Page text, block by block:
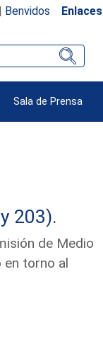
Benvidos Enlaces
Sala de Prensa
203).
de Medio
en torno al